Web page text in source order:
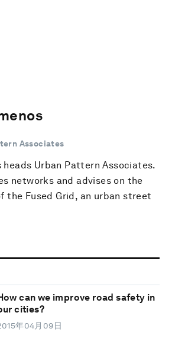
Associates
heads Urban Pattern Associates.
networks and advises on the
the Fused Grid, an urban street
can we improve road safety in
cities?
年04月09日